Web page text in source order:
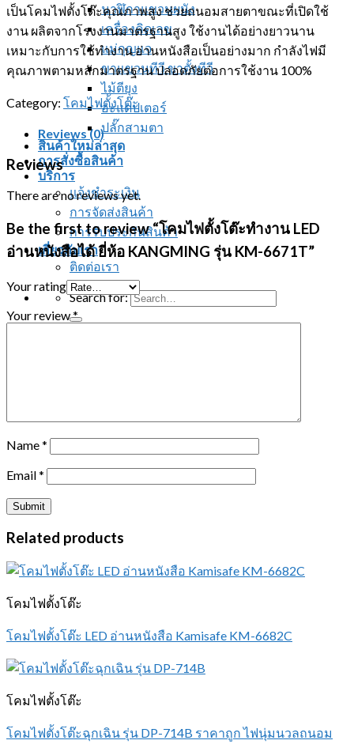
นาฬิกาแขวนผนัง
เครื่องคิดเลข
แม่กุญแจ
ขาแขวนทีวี ขาตั้งทีวี
ไม้ตียุง
อะแดปเตอร์
ปลั๊กสามตา
สินค้าใหม่ล่าสุด
การสั่งซื้อสินค้า
บริการ
แจ้งชำระเงิน
การจัดส่งสินค้า
การรับประกันสินค้า
เกี่ยวกับเรา
ติดต่อเรา
Search for:
เป็นโคมไฟตั้งโต๊ะคุณภาพสูง ช่วยถนอมสายตาขณะที่เปิดใช้
งาน ผลิตจากโรงงานมาตรฐานสูง ใช้งานได้อย่างยาวนาน
เหมาะกับการใช้ทำงาน อ่านหนังสือเป็นอย่างมาก กำลังไฟมี
คุณภาพตามหลักมาตรฐาน ปลอดภัยต่อการใช้งาน 100%
Category: โคมไฟตั้งโต๊ะ
Reviews (0)
Reviews
There are no reviews yet.
Be the first to review “โคมไฟตั้งโต๊ะทำงาน LED
อ่านหนังสือได้ ยี่ห้อ KANGMING รุ่น KM-6671T”
Your rating
Your review*
Name*
Email*
Related products
โคมไฟตั้งโต๊ะ
โคมไฟตั้งโต๊ะ LED อ่านหนังสือ Kamisafe KM-6682C
โคมไฟตั้งโต๊ะ
โคมไฟตั้งโต๊ะฉุกเฉิน รุ่น DP-714B ราคาถูก ไฟนุ่มนวลถนอม